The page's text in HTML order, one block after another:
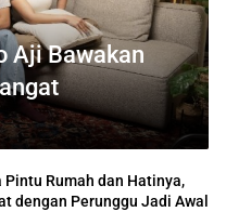
Aji Bawakan
Pintu Rumah dan Hatinya,
dengan Perunggu Jadi Awal